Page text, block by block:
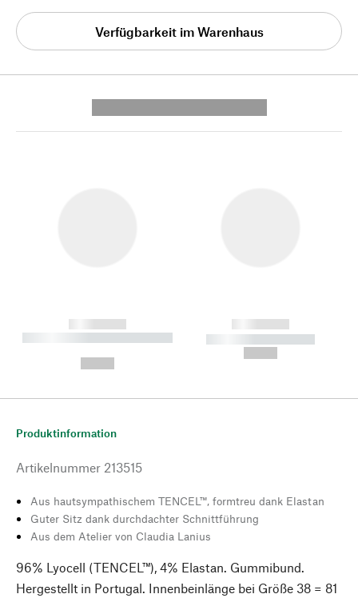
Verfügbarkeit im Warenhaus
------------
----------- ----------- --------
------------
----------- -----------
Produktinformation
Artikelnummer 213515
Aus hautsympathischem TENCEL™, formtreu dank Elastan
Guter Sitz dank durchdachter Schnittführung
Aus dem Atelier von Claudia Lanius
96% Lyocell (TENCEL™), 4% Elastan. Gummibund.
Hergestellt in Portugal. Innenbeinlänge bei Größe 38 = 81